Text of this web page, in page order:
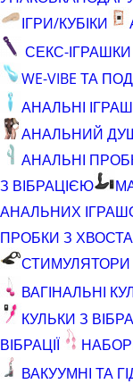
ІГРИ/КУБІКИ
СЕКС-ІГРАШКИ
WE-VIBE ТА
АНАЛЬНІ
АНАЛЬНИЙ
АНАЛЬНІ
З ВІБРАЦІЄЮ
АНАЛЬНИХ
ПРОБКИ З
СТИМУЛЯТОРИ
ВАГІНАЛЬНІ
КУЛЬКИ З
ВІБРАЦІЇ
ВАКУУМНІ ТА